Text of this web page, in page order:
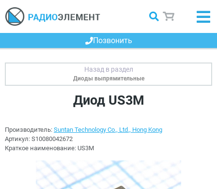
Позвонить
Диоды выпрямительные
Диод US3M
Производитель: Suntan Technology Co., Ltd., Hong Kong
Артикул: S10080042672
Краткое наименование: US3M